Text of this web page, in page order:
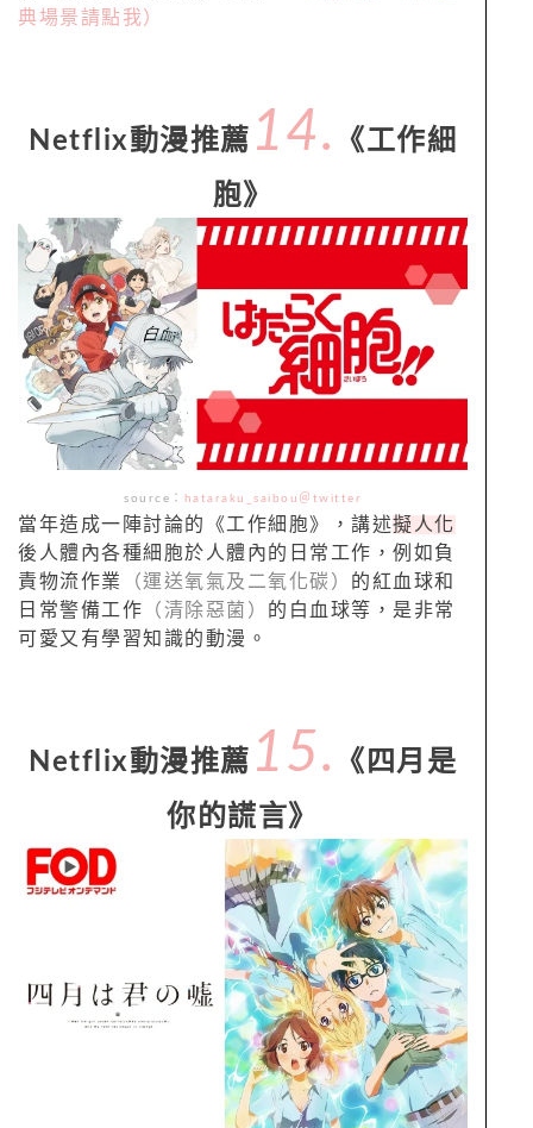
典場景請點我）
Netflix動漫推薦 14.
《工作細
胞》
source： hataraku_saibou＠twitter
當年造成一陣討論的《工作細胞》，講述擬人化
後人體內各種細胞於人體內的日常工作，例如負
責物流作業
（運送氧氣及二氧化碳）
的紅血球和
日常警備工作 （清除惡菌）
的白血球等，是非常
可愛又有學習知識的動漫。
Netflix動漫推薦 15.
《四月是
你的謊言》